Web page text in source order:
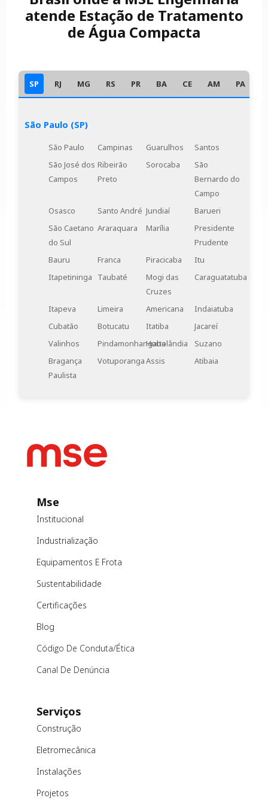
atende Estação de Tratamento
de Água Compacta
SP RJ MG RS PR BA CE AM PA
São Paulo (SP)
São Paulo Campinas Guarulhos
Santos
São José dos
Campos
Ribeirão
Preto
Sorocaba
São
Bernardo do
Campo
Osasco
Santo André Jundiaí
Barueri
São Caetano
do Sul
Araraquara Marília
Presidente
Prudente
Bauru
Franca Piracicaba
Itu
Itapetininga
Taubaté
Mogi das
Cruzes
Caraguatatuba
Itapeva Limeira Americana
Indaiatuba
Cubatão
Botucatu Itatiba
Jacareí
Valinhos
PindamonhangabaHortolândia
Suzano
Bragança
Paulista
VotuporangaAssis Atibaia
Mse
Institucional
Industrialização
Equipamentos E Frota
Sustentabilidade
Certificações
Blog
Código De Conduta/ética
Canal De Denúncia
Serviços
Construção
Eletromecânica
Instalações
Projetos